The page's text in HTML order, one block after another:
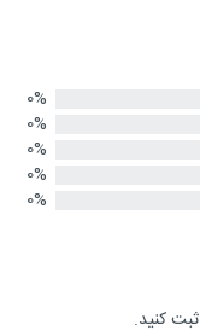
0%
0%
0%
0%
0%
کنید.